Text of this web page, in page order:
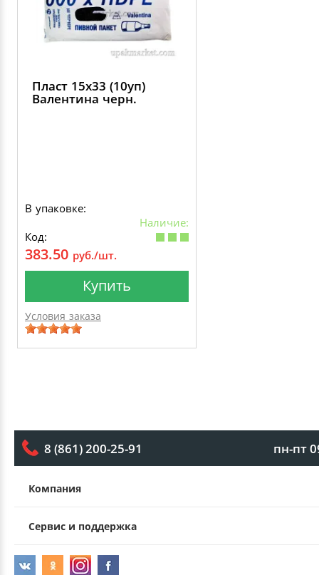
Пласт 15х33 (10уп)
Валентина черн.
В упаковке:
Наличие:
Код:
383.50 руб./шт.
Купить
Условия заказа
8 (861) 200-25-91 пн-пт
Компания
Сервис и поддержка